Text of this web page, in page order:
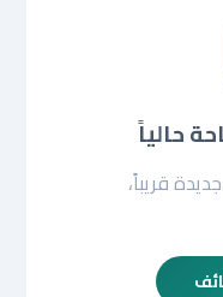
حالياً
قريباً،